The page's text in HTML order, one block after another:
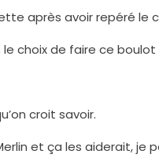
après avoir repéré le
choix de faire ce boulot
croit savoir.
et ça les aiderait, je